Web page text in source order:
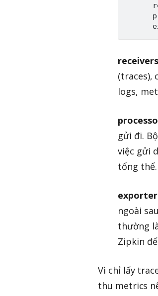
(traces),
logs,
gửi đi.
việc gửi
tổng thể.
ngoài
thường
Zipkin
Vì chỉ lấy
thu metrics